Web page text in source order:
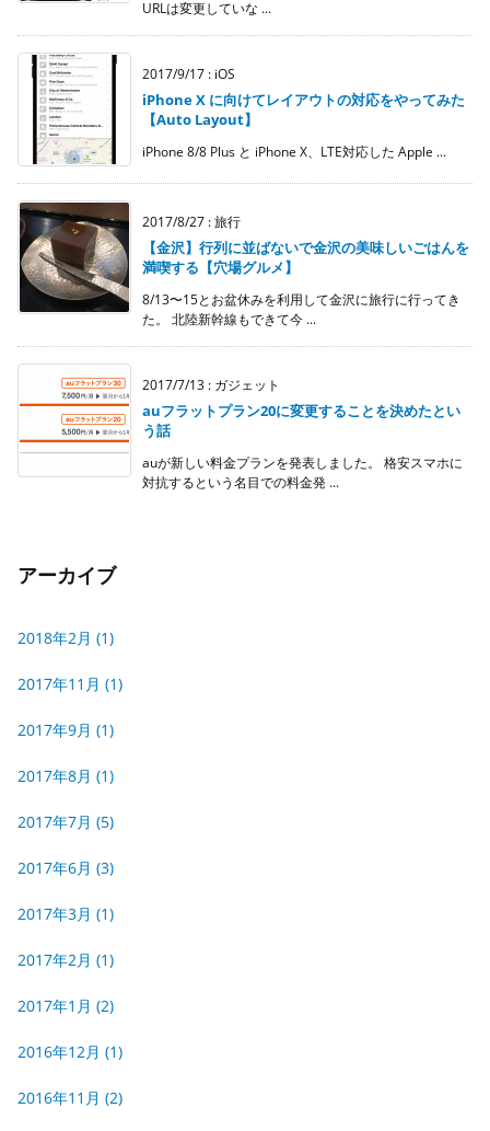
URLは変更していな ...
2017/9/17 : iOS
iPhone X に向けてレイアウトの対応をやってみた
【Auto Layout】
iPhone 8/8 Plus と iPhone X、LTE対応した Apple ...
2017/8/27 :旅行
【金沢】行列に並ばないで金沢の美味しいごはんを
満喫する【穴場グルメ】
8/13〜15とお盆休みを利用して金沢に旅行に行ってき
た。 北陸新幹線もできて今 ...
2017/7/13 : ガジェット
auフラットプラン20に変更することを決めたとい
う話
auが新しい料金プランを発表しました。 格安スマホに
対抗するという名目での料金発 ...
アーカイブ
2018年2月 (1)
2017年11月 (1)
2017年9月 (1)
2017年8月 (1)
2017年7月 (5)
2017年6月 (3)
2017年3月 (1)
2017年2月 (1)
2017年1月 (2)
2016年12月 (1)
2016年11月 (2)